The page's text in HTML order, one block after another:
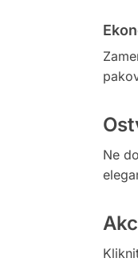
Ne